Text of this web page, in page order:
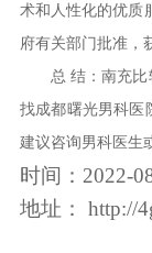
术和人性化的优质
府有关部门批准，
总 结：南充比较
找成都曙光男科医
建议咨询男科医生
时间：2022-
地址：
http://